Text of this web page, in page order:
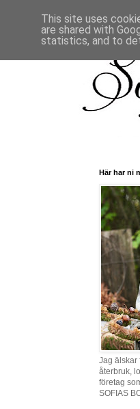
Här har ni
Jag älskar
återbruk,
företag
SOFIAS
This site uses
are shared with
statistics, and to